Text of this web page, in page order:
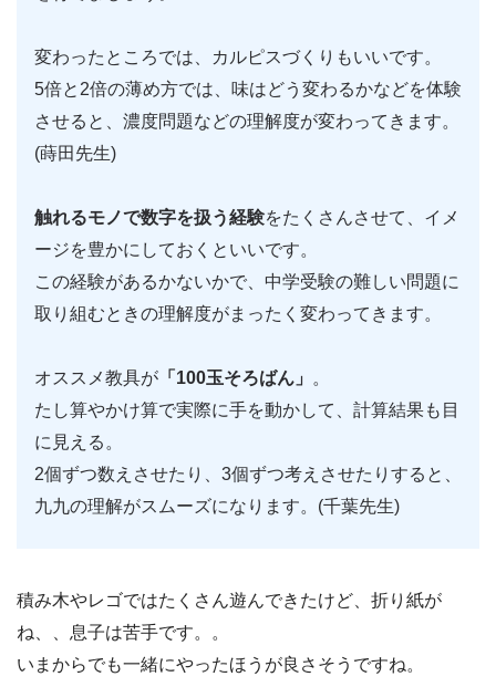
変わったところでは、カルピスづくりもいいです。
5倍と2倍の薄め方では、味はどう変わるかなどを体験
させると、濃度問題などの理解度が変わってきます。
(蒔田先生)
触れるモノで数字を扱う経験をたくさんさせて、イメ
ージを豊かにしておくといいです。
この経験があるかないかで、中学受験の難しい問題に
取り組むときの理解度がまったく変わってきます。
オススメ教具が 「100玉そろばん」
。
たし算やかけ算で実際に手を動かして、計算結果も目
に見える。
2個ずつ数えさせたり、3個ずつ考えさせたりすると、
九九の理解がスムーズになります。(千葉先生)
積み木やレゴではたくさん遊んできたけど、折り紙が
ね、、息子は苦手です。。
いまからでも一緒にやったほうが良さそうですね。